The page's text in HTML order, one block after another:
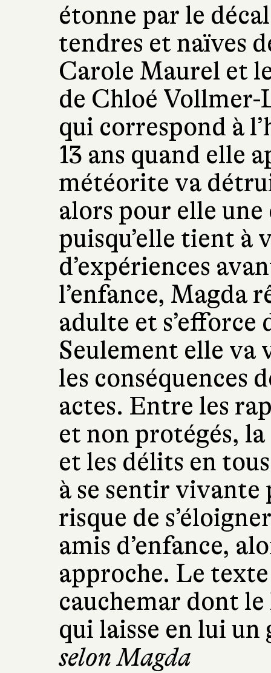
étonne par le
tendres et naïves
Carole Maurel et
de Chloé
qui correspond à
13 ans quand elle
météorite va
alors pour elle
puisqu’elle tient à
d’expériences
l’enfance, Magda
adulte et s’efforce
Seulement elle va
les conséquences
actes. Entre les
et non protégés,
et les délits en
à se sentir vivante
risque de
amis d’enfance,
approche. Le
cauchemar dont
qui laisse en lui
selon Magda